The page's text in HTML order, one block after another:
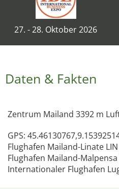
27. - 28. Oktober 2026
Daten & Fakten
Zentrum Mailand 3392 m
GPS:
Flughafen Mailand-Linate
Flughafen Mailand-Malpensa
Internationaler Flughafen